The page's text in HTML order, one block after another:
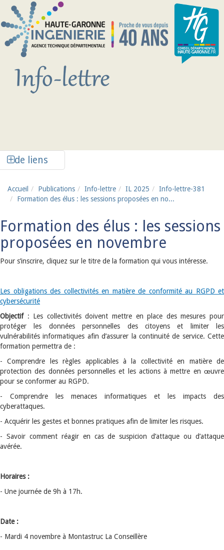
Aller au contenu principal
de liens
Accueil Publications Info-lettre IL 2025
Info-lettre-381
Formation des élus : les sessions proposées en no...
Formation des élus : les sessions
proposées en novembre
Pour s’inscrire, cliquez sur le titre de la formation qui vous intéresse.
Les obligations des collectivités en matière de conformité au RGPD et
cybersécurité
Objectif : Les collectivités doivent mettre en place des mesures pour
protéger les données personnelles des citoyens et limiter les
vulnérabilités informatiques afin d’assurer la continuité de service. Cette
formation permettra de :
- Comprendre les règles applicables à la collectivité en matière de
protection des données personnelles et les actions à mettre en œuvre
pour se conformer au RGPD.
- Comprendre les menaces informatiques et les impacts des
cyberattaques.
- Acquérir les gestes et bonnes pratiques afin de limiter les risques.
- Savoir comment réagir en cas de suspicion d’attaque ou d’attaque
avérée.
Horaires :
- Une journée de 9h à 17h.
Date :
- Mardi 4 novembre à Montastruc La Conseillère